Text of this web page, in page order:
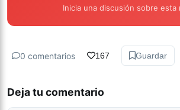
Inicia una discusión sobre esta
0 comentarios 167 Guardar
Deja tu comentario